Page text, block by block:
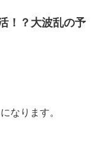
！？大波乱の予
なります。